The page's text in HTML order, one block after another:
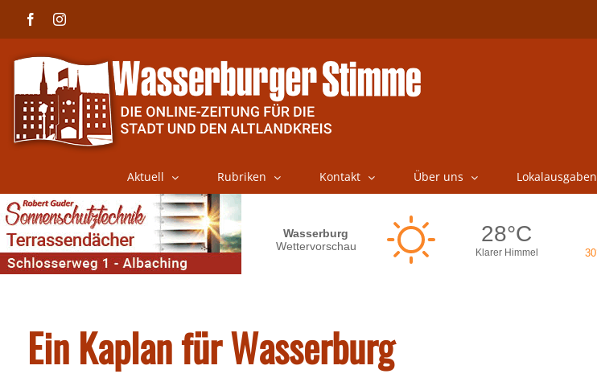
FacebookInstagram
Aktuell Rubriken Kontakt Über uns Lokalausgaben
Ein Kaplan für Wasserburg